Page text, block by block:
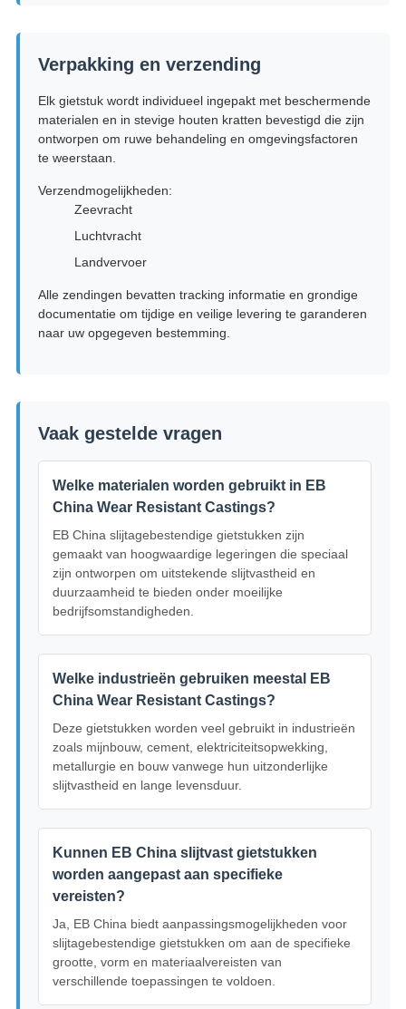
Verpakking en verzending
Elk gietstuk wordt individueel ingepakt met beschermende
materialen en in stevige houten kratten bevestigd die zijn
ontworpen om ruwe behandeling en omgevingsfactoren
te weerstaan.
Verzendmogelijkheden:
Zeevracht
Luchtvracht
Landvervoer
Alle zendingen bevatten tracking informatie en grondige
documentatie om tijdige en veilige levering te garanderen
naar uw opgegeven bestemming.
Vaak gestelde vragen
Welke materialen worden gebruikt in EB
China Wear Resistant Castings?
EB China slijtagebestendige gietstukken zijn
gemaakt van hoogwaardige legeringen die speciaal
zijn ontworpen om uitstekende slijtvastheid en
duurzaamheid te bieden onder moeilijke
bedrijfsomstandigheden.
Welke industrieën gebruiken meestal EB
China Wear Resistant Castings?
Deze gietstukken worden veel gebruikt in industrieën
zoals mijnbouw, cement, elektriciteitsopwekking,
metallurgie en bouw vanwege hun uitzonderlijke
slijtvastheid en lange levensduur.
Kunnen EB China slijtvast gietstukken
worden aangepast aan specifieke
vereisten?
Ja, EB China biedt aanpassingsmogelijkheden voor
slijtagebestendige gietstukken om aan de specifieke
grootte, vorm en materiaalvereisten van
verschillende toepassingen te voldoen.